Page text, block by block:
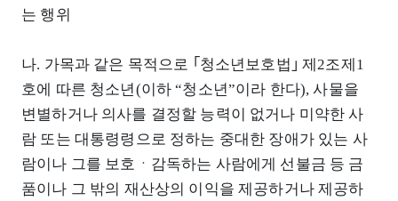
는 행위
나. 가목과 같은 목적으로 ｢청소년보호법｣ 제2조제1
호에 따른 청소년(이하 “청소년”이라 한다), 사물을
변별하거나 의사를 결정할 능력이 없거나 미약한 사
람 또는 대통령령으로 정하는 중대한 장애가 있는 사
람이나 그를 보호ㆍ감독하는 사람에게 선불금 등 금
품이나 그 밖의 재산상의 이익을 제공하거나 제공하